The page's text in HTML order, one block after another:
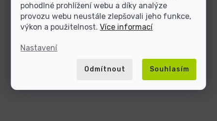
pohodlné prohlížení webu a díky analýze
provozu webu neustále zlepšovali jeho funkce,
výkon a použitelnost.Více informací
Nastavení
Odmítnout Souhlasím